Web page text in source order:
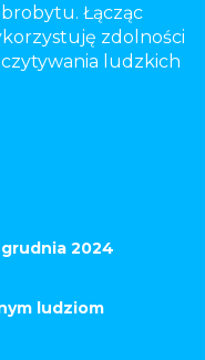
Łącząc
zdolności
ludzkich
2024
ludziom